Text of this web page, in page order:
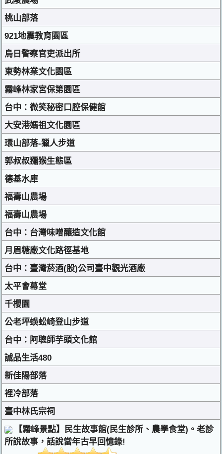
桃山部落
921地震教育園區
烏日警察官吏派出所
東勢林業文化園區
霧峰林家宮保第園區
台中：微笑秘密口腔保健館
大安港媽祖文化園區
環山部落-獵人步道
郭叔叔獼猴生態區
德基水庫
福壽山農場
福壽山農場
台中：台灣味噌釀造文化館
月眉糖廠文化路徑基地
台中：臺灣菸酒(股)公司臺中觀光酒廠
太平會幕堂
千櫻園
公老坪蜈蚣崎登山步道
台中：阿聰師芋頭文化館
誠品生活480
新佳陽部落
裡冷部落
臺中林氏宗祠
【霧峰景點】民生故事館(民生診所、農學食堂)。老診
所說故事，話說當年古早回憶錄!